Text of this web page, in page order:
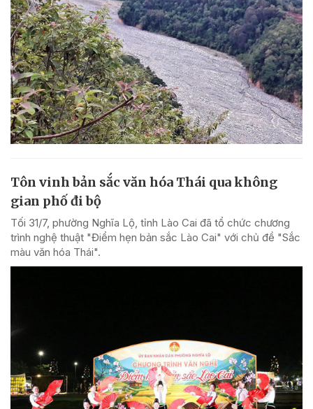
Tôn vinh bản sắc văn hóa Thái qua không
gian phố đi bộ
Tối 31/7, phường Nghĩa Lộ, tỉnh Lào Cai đã tổ chức chương
trình nghệ thuật "Điểm hẹn bản sắc Lào Cai" với chủ đề "Sắc
màu văn hóa Thái".